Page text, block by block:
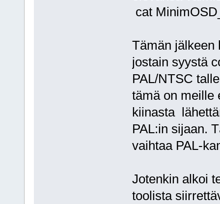
cat
Tämän jälkeen
jostain syystä
PAL/NTSC
tämä on meille
kiinasta
PAL:in sijaan.
vaihtaa PAL-
Jotenkin alkoi
toolista